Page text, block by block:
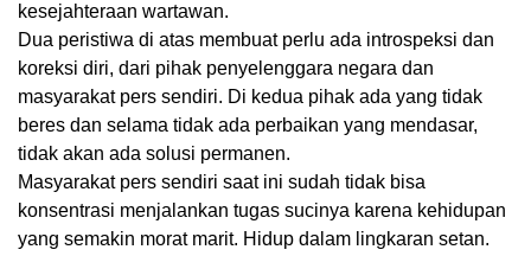
kesejahteraan wartawan.
Dua peristiwa di atas membuat perlu ada introspeksi dan
koreksi diri, dari pihak penyelenggara negara dan
masyarakat pers sendiri. Di kedua pihak ada yang tidak
beres dan selama tidak ada perbaikan yang mendasar,
tidak akan ada solusi permanen.
Masyarakat pers sendiri saat ini sudah tidak bisa
konsentrasi menjalankan tugas sucinya karena kehidupan
yang semakin morat marit. Hidup dalam lingkaran setan.